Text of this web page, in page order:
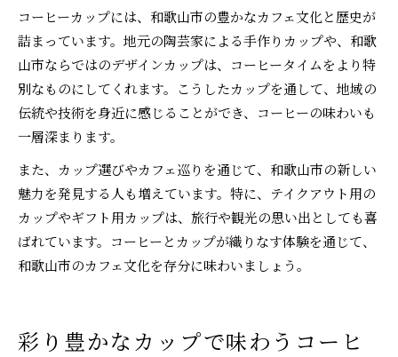
コーヒーカップには、和歌山市の豊かなカフェ文化と歴史が
詰まっています。地元の陶芸家による手作りカップや、和歌
山市ならではのデザインカップは、コーヒータイムをより特
別なものにしてくれます。こうしたカップを通して、地域の
伝統や技術を身近に感じることができ、コーヒーの味わいも
一層深まります。
また、カップ選びやカフェ巡りを通じて、和歌山市の新しい
魅力を発見する人も増えています。特に、テイクアウト用の
カップやギフト用カップは、旅行や観光の思い出としても喜
ばれています。コーヒーとカップが織りなす体験を通じて、
和歌山市のカフェ文化を存分に味わいましょう。
彩り豊かなカップで味わうコーヒ